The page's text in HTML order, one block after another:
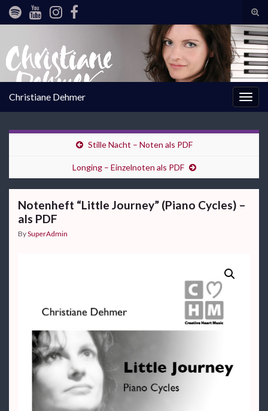
Christiane Dehmer
Stille Nacht – Noten als PDF
Longing – Einzelnoten als PDF
Notenheft “Little Journey” (Piano Cycles) –
als PDF
BySuperAdmin